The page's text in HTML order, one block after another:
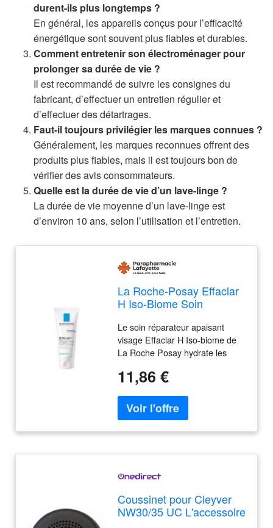
durent-ils plus longtemps ?
En général, les appareils conçus pour l’efficacité
énergétique sont souvent plus fiables et durables.
Comment entretenir son électroménager pour
prolonger sa durée de vie ?
Il est recommandé de suivre les consignes du
fabricant, d’effectuer un entretien régulier et
d’effectuer des détartrages.
Faut-il toujours privilégier les marques connues ?
Généralement, les marques reconnues offrent des
produits plus fiables, mais il est toujours bon de
vérifier des avis consommateurs.
Quelle est la durée de vie d’un lave-linge ?
La durée de vie moyenne d’un lave-linge est
d’environ 10 ans, selon l’utilisation et l’entretien.
La Roche-Posay Effaclar
H Iso-Biome Soin
Marques Hydratant
Longue Durée - Tube 40
ml
Le soin réparateur apaisant
visage Effaclar H Iso-biome de
La Roche Posay hydrate les
acnéique fragilisées par les
L'utilisation de traitements
desséchants peut entrainer un
assèchement des peaux
11,86 €
Coussinet pour Cleyver
NW30/35 UC L'accessoire